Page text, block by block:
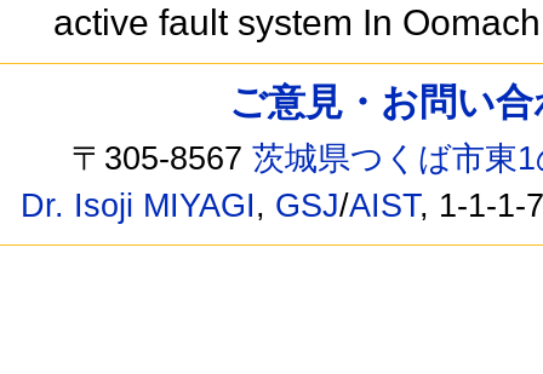
active fault system In
ご意見・お問い
〒305-8567茨城県つくば市東
Dr. Isoji MIYAGI, GSJ/AIST, 1-1-1-